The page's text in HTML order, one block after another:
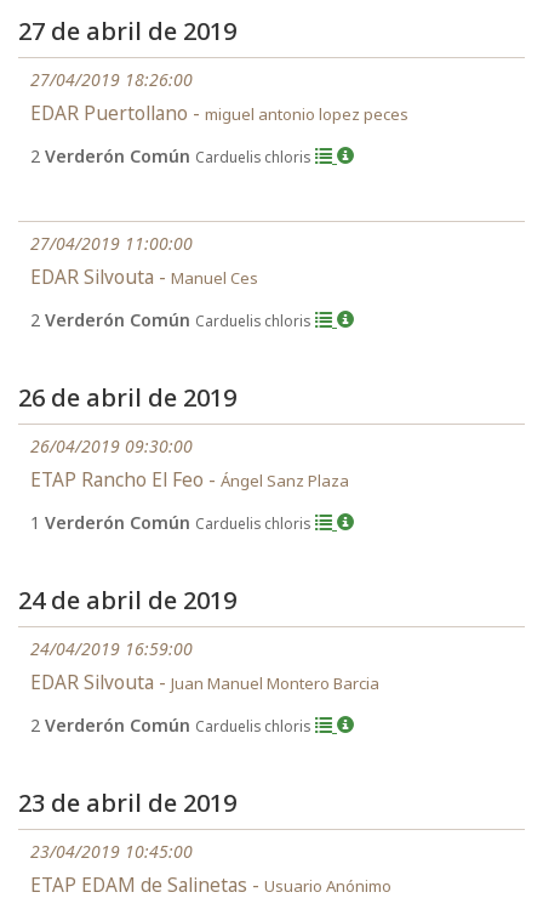
27 de abril de 2019
27/04/2019 18:26:00
EDAR Puertollano - miguel antonio lopez peces
2 Verderón Común Carduelis chloris
27/04/2019 11:00:00
EDAR Silvouta - Manuel Ces
2 Verderón Común Carduelis chloris
26 de abril de 2019
26/04/2019 09:30:00
ETAP Rancho El Feo - Ángel Sanz Plaza
1 Verderón Común Carduelis chloris
24 de abril de 2019
24/04/2019 16:59:00
EDAR Silvouta - Juan Manuel Montero Barcia
2 Verderón Común Carduelis chloris
23 de abril de 2019
23/04/2019 10:45:00
ETAP EDAM de Salinetas - Usuario Anónimo